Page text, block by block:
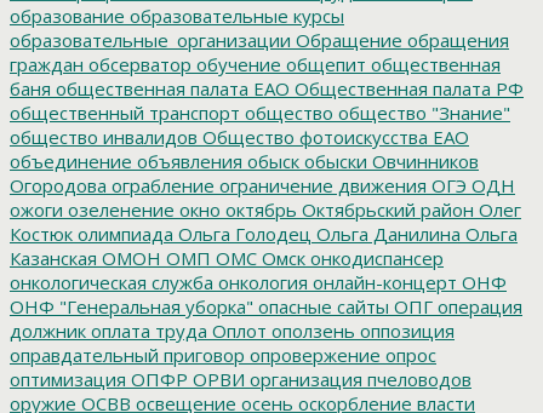
образование образовательные курсы
образовательные_организации Обращение обращения
граждан обсерватор обучение общепит общественная
баня общественная палата ЕАО Общественная палата РФ
общественный транспорт общество общество "Знание"
общество инвалидов Общество фотоискусства ЕАО
объединение объявления обыск обыски Овчинников
Огородова ограбление ограничение движения ОГЭ ОДН
ожоги озеленение окно октябрь Октябрьский район Олег
Костюк олимпиада Ольга Голодец Ольга Данилина Ольга
Казанская ОМОН ОМП ОМС Омск онкодиспансер
онкологическая служба онкология онлайн-концерт ОНФ
ОНФ "Генеральная уборка" опасные сайты ОПГ операция
должник оплата труда Оплот оползень оппозиция
оправдательный приговор опровержение опрос
оптимизация ОПФР ОРВИ организация пчеловодов
оружие ОСВВ освещение осень оскорбление власти